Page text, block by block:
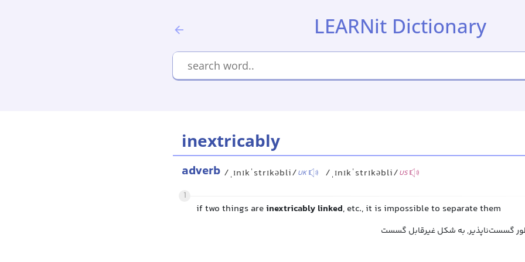
LEARNit Dictionary
inextricably
adverb /ˌɪnɪkˈstrɪkəbli/UK /ˌɪnɪkˈstrɪkəbli/US
1
if two things areinextricably linked, etc., it is impossible to separate them
گسست‌ناپذیر, به شکل غیرقابل گسست